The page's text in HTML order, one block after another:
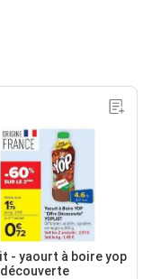
- yaourt à boire yop